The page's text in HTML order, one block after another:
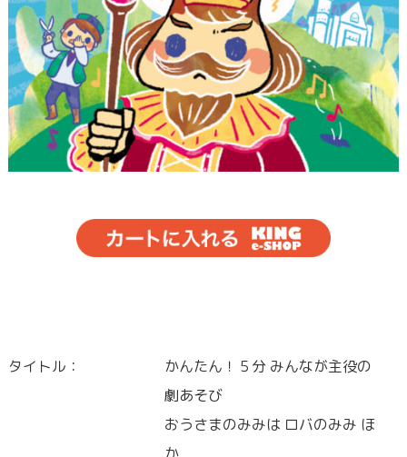
タイトル：
かんたん！５分 みんなが主役の
劇あそび
おうさまのみみは ロバのみみ ほ